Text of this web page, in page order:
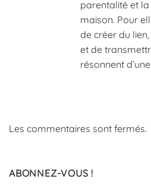
parentalité et
maison. Pour
de créer du
et de
résonnent
Les commentaires sont fermés.
ABONNEZ-VOUS !